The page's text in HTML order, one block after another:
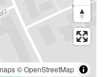
©OpenStreetMap